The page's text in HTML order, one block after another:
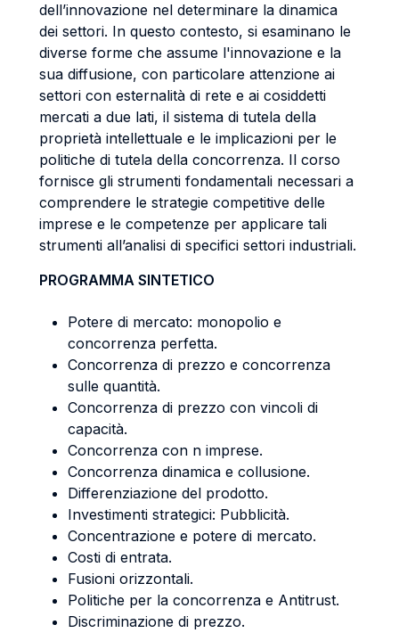
dell’innovazione nel determinare la dinamica
dei settori. In questo contesto, si esaminano le
diverse forme che assume l'innovazione e la
sua diffusione, con particolare attenzione ai
settori con esternalità di rete e ai cosiddetti
mercati a due lati, il sistema di tutela della
proprietà intellettuale e le implicazioni per le
politiche di tutela della concorrenza. Il corso
fornisce gli strumenti fondamentali necessari a
comprendere le strategie competitive delle
imprese e le competenze per applicare tali
strumenti all’analisi di specifici settori industriali.
PROGRAMMA SINTETICO
Potere di mercato: monopolio e
concorrenza perfetta.
Concorrenza di prezzo e concorrenza
sulle quantità.
Concorrenza di prezzo con vincoli di
capacità.
Concorrenza con n imprese.
Concorrenza dinamica e collusione.
Differenziazione del prodotto.
Investimenti strategici: Pubblicità.
Concentrazione e potere di mercato.
Costi di entrata.
Fusioni orizzontali.
Politiche per la concorrenza e Antitrust.
Discriminazione di prezzo.